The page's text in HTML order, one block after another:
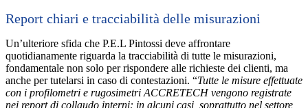
Report chiari e tracciabilità delle misurazioni
Un’ulteriore sfida che P.E.L Pintossi deve affrontare
quotidianamente riguarda la tracciabilità di tutte le misurazioni,
fondamentale non solo per rispondere alle richieste dei clienti, ma
anche per tutelarsi in caso di contestazioni. “Tutte le misure effettuate
con i profilometri e rugosimetri ACCRETECH vengono registrate
nei report di collaudo interni: in alcuni casi, soprattutto nel settore